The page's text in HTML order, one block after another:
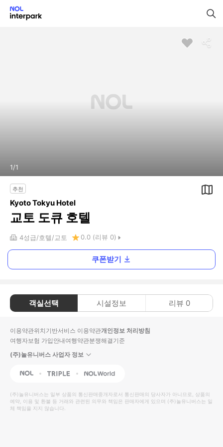
1/1
추천
Kyoto Tokyu Hotel
교토 도큐 호텔
4성급 호텔 교토 0.0 (리뷰 0)
쿠폰받기
객실선택 시설정보 리뷰 0
이용약관위치기반서비스 이용약관개인정보 처리방침
여행자보험 가입안내여행약관분쟁해결기준
(주)놀유니버스 사업자 정보
NOL Triple Interpark Global
(주)놀유니버스는 일부 상품의 통신판매중개자로서 통신판매의 당사자가 아니므로, 상품의
예약, 이용 및 환불 등 거래와 관련된 의무와 책임은 판매자에게 있으며 (주)놀유니버스는 일
체 책임을 지지 않습니다.